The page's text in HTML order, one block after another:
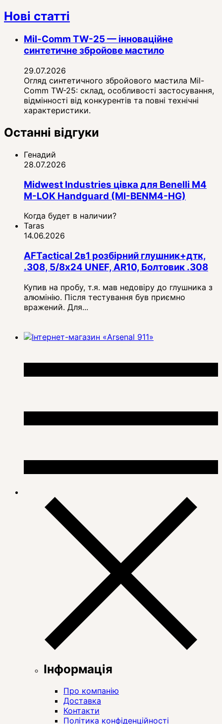
Нові статті
Mil-Comm TW-25 — інноваційне
синтетичне збройове мастило
29.07.2026
Огляд синтетичного збройового мастила Mil-
Comm TW-25: склад, особливості застосування,
відмінності від конкурентів та повні технічні
характеристики.
Останні відгуки
Генадий
28.07.2026
Midwest Industries цівка для Benelli M4
M-LOK Handguard (MI-BENM4-HG)
Когда будет в наличии?
Taras
14.06.2026
AFTactical 2в1 розбірний глушник+дтк,
.308, 5/8x24 UNEF, AR10, Болтовик .308
Купив на пробу, т.я. мав недовіру до глушника з
алюмінію. Після тестування був приємно
вражений. Для...
Інформація
Про компанію
Доставка
Контакти
Політика конфіденційності